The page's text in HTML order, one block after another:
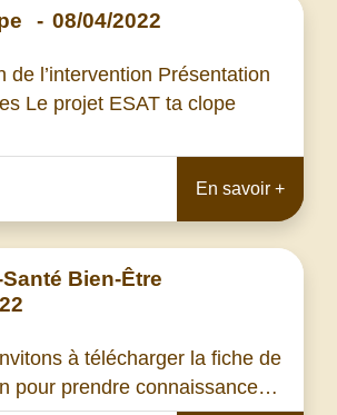
- 08/04/2022
de l’intervention Présentation
Le projet ESAT ta clope
En savoir +
Bien-Être
à télécharger la fiche de
pour prendre connaissance…